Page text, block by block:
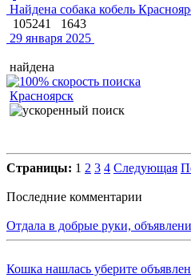
Найдена собака кобель
105241
1643
29 января 2025
найдена
Красноярск
Страницы: 1 2 3 4 Следующая
Последние комментарии
Отдала в добрые руки,
Кошка нашлась уберите